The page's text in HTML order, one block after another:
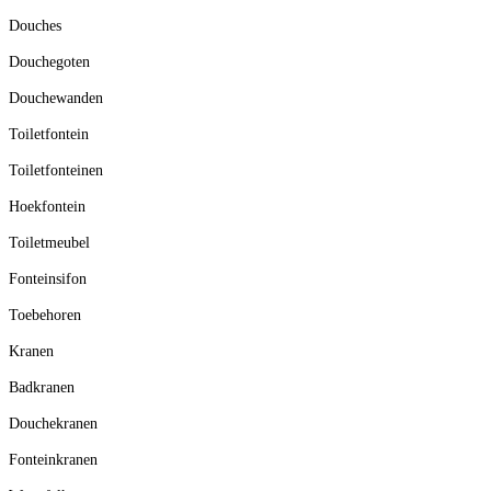
Douches
Douchegoten
Douchewanden
Toiletfontein
Toiletfonteinen
Hoekfontein
Toiletmeubel
Fonteinsifon
Toebehoren
Kranen
Badkranen
Douchekranen
Fonteinkranen